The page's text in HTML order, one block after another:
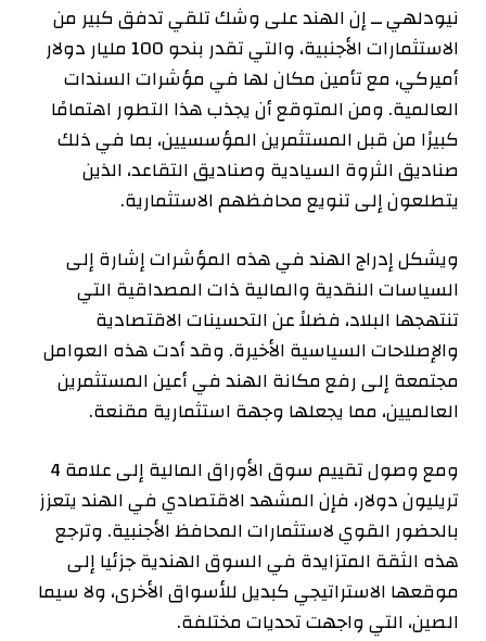
نيودلهي ــ إن الهند على وشك تلقي تدفق كبير من
الاستثمارات الأجنبية، والتي تقدر بنحو 100 مليار دولار
أميركي، مع تأمين مكان لها في مؤشرات السندات
العالمية. ومن المتوقع أن يجذب هذا التطور اهتمامًا
كبيرًا من قبل المستثمرين المؤسسيين، بما في ذلك
صناديق الثروة السيادية وصناديق التقاعد، الذين
يتطلعون إلى تنويع محافظهم الاستثمارية.
ويشكل إدراج الهند في هذه المؤشرات إشارة إلى
السياسات النقدية والمالية ذات المصداقية التي
تنتهجها البلاد، فضلاً عن التحسينات الاقتصادية
والإصلاحات السياسية الأخيرة. وقد أدت هذه العوامل
مجتمعة إلى رفع مكانة الهند في أعين المستثمرين
العالميين، مما يجعلها وجهة استثمارية مقنعة.
ومع وصول تقييم سوق الأوراق المالية إلى علامة 4
تريليون دولار، فإن المشهد الاقتصادي في الهند يتعزز
بالحضور القوي لاستثمارات المحافظ الأجنبية. وترجع
هذه الثقة المتزايدة في السوق الهندية جزئيا إلى
موقعها الاستراتيجي كبديل للأسواق الأخرى، ولا سيما
الصين، التي واجهت تحديات مختلفة.